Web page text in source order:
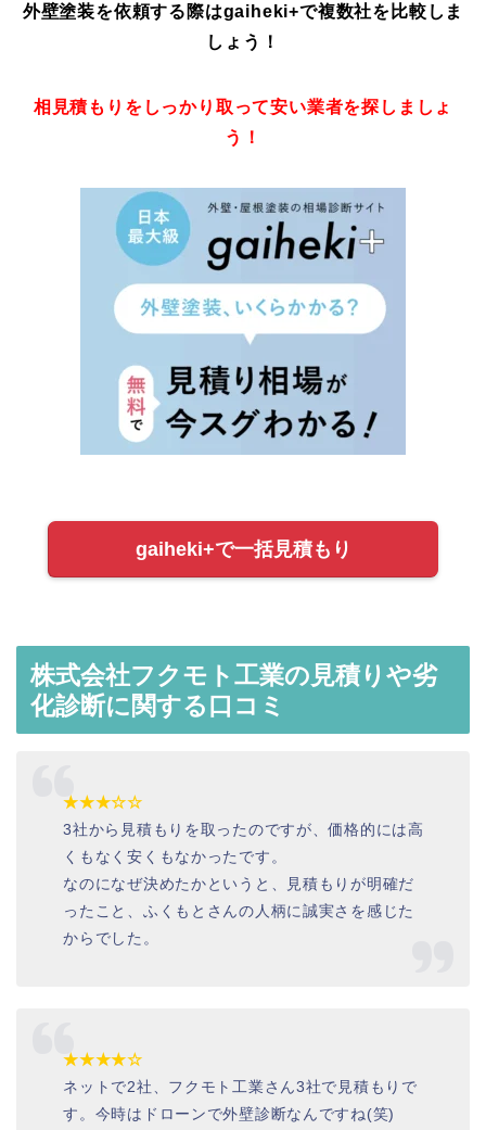
外壁塗装を依頼する際はgaiheki+で複数社を比較しま
しょう！
相見積もりをしっかり取って安い業者を探しましょ
う！
gaiheki+で一括見積もり
株式会社フクモト工業の見積りや劣
化診断に関する口コミ
★★★☆☆
3社から見積もりを取ったのですが、価格的には高
くもなく安くもなかったです。
なのになぜ決めたかというと、見積もりが明確だ
ったこと、ふくもとさんの人柄に誠実さを感じた
からでした。
★★★★☆
ネットで2社、フクモト工業さん3社で見積もりで
す。今時はドローンで外壁診断なんですね(笑)